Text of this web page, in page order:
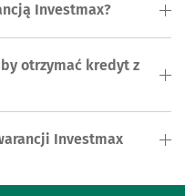
Investmax?
otrzymać kredyt z
Investmax